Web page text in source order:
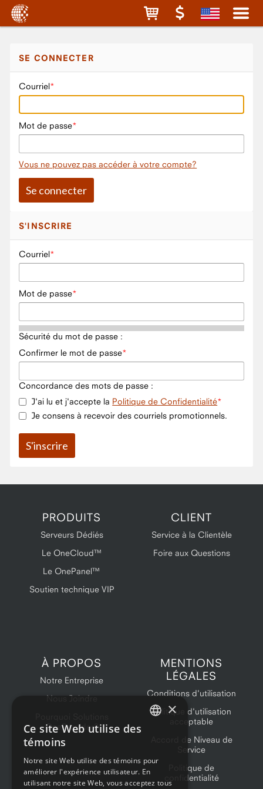
SE CONNECTER
Courriel
Mot de passe
Vous ne pouvez pas accéder à votre compte?
S'INSCRIRE
Courriel
Mot de passe
Sécurité du mot de passe :
Confirmer le mot de passe
Concordance des mots de passe :
J'ai lu et j'accepte la Politique de Confidentialité
Je consens à recevoir des courriels promotionnels.
PRODUITS
Serveurs Dédiés
Le OneCloud™
Le OnePanel™
Soutien technique VIP
CLIENT
Service à la Clientèle
Foire aux Questions
À PROPOS
Notre Entreprise
Nous Joindre
OneProvider?
MENTIONS
LÉGALES
Conditions d'utilisation
Politique d'utilisation
acceptable
Accord de Niveau de
Service
Politique de
confidentialité
×
Ce site Web utilise des
témoins
Notre site Web utilise des témoins pour
améliorer l'expérience utilisateur. En
utilisant notre site Web, vous acceptez tous